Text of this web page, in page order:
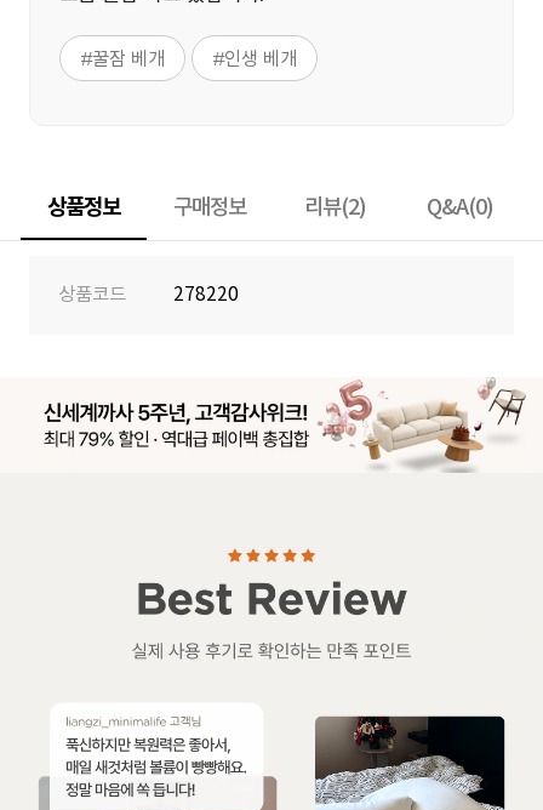
#꿀잠 베개 #인생 베개
상품정보 구매정보 리뷰(2) Q&A(0)
상품코드 278220